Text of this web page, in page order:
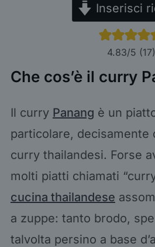
Inserisci
4.83/5 (17)
Che cos’è il curry
Il curry Panang è un
particolare, decisamente
curry thailandesi. Forse
molti piatti chiamati
cucina thailandese
a zuppe: tanto brodo,
talvolta persino a base